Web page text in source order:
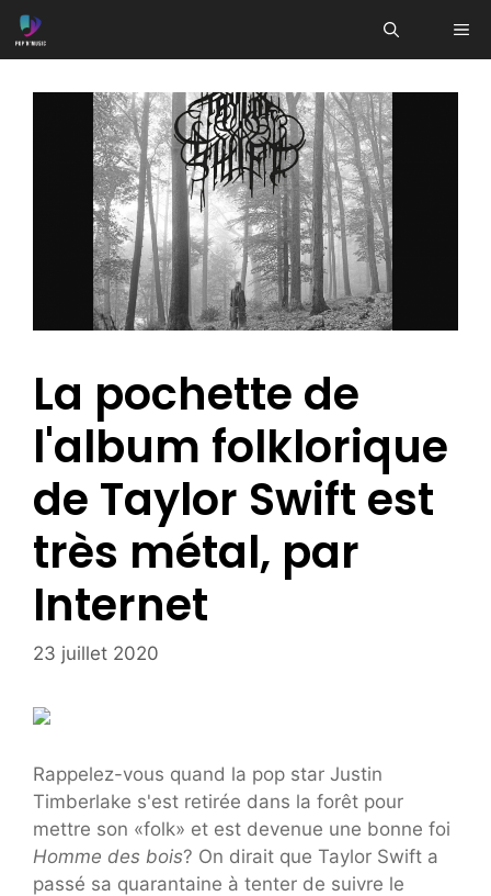
Aller
au
La pochette de
l'album folklorique
de Taylor Swift est
très métal, par
Internet
23 juillet 2020
Rappelez-vous quand la pop star Justin
Timberlake s'est retirée dans la forêt pour
mettre son «folk» et est devenue une bonne foi
Homme des bois? On dirait que Taylor Swift a
passé sa quarantaine à tenter de suivre le